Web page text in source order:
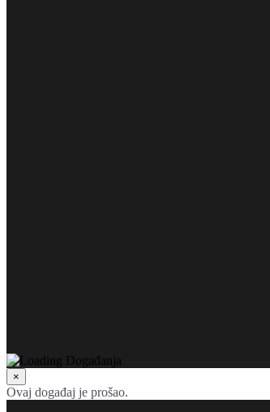
×
Ovaj događaj je prošao.